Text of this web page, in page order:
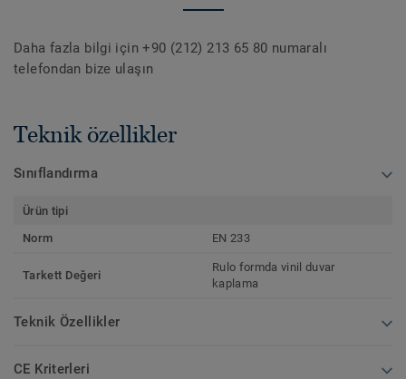
Daha fazla bilgi için +90 (212) 213 65 80 numaralı
telefondan bize ulaşın
Teknik özellikler
Sınıflandırma
Ürün tipi
Norm
EN 233
Tarkett Değeri
Rulo formda vinil duvar
kaplama
Teknik Özellikler
CE Kriterleri